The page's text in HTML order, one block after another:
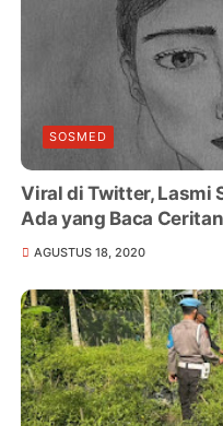
SOSMED
Viral di Twitter, Lasmi
Ada yang Baca
AGUSTUS 18, 2020